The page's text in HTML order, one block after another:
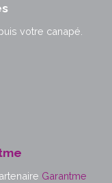
votre canapé.
Garantme